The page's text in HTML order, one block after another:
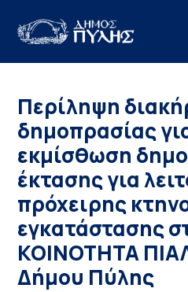
Περίληψη
δημοπρασίας
εκμίσθωση
έκτασης για
πρόχειρης
εγκατάστασης
ΚΟΙΝΟΤΗΤΑ
Δήμου Πύλης